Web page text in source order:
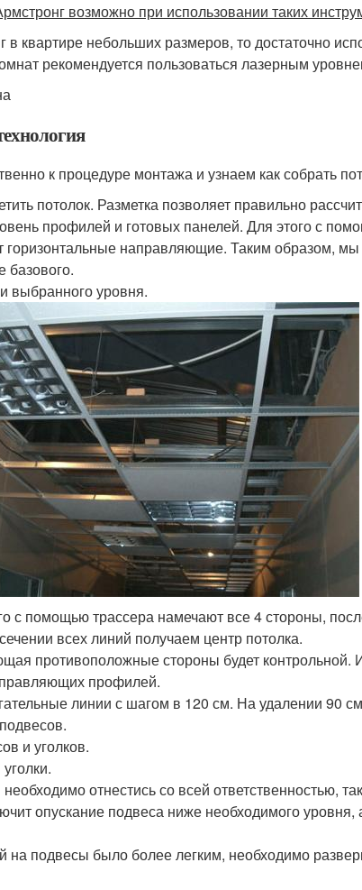
возможно при использовании таких
квартире небольших размеров, то достаточно
рекомендуется пользоваться лазерным
к процедуре монтажа и узнаем как собрать
потолок. Разметка позволяет правильно
профилей и готовых панелей. Для этого с
горизонтальные направляющие. Таким образом, мы
базового.
выбранного уровня.
с помощью трассера намечают все 4 стороны,
всех линий получаем центр потолка.
противоположные стороны будет
профилей.
линии с шагом в 120 см. На удалении 90
и уголков.
отнестись со всей ответственностью,
опускание подвеса ниже необходимого уровня,
на подвесы было более легким, необходимо